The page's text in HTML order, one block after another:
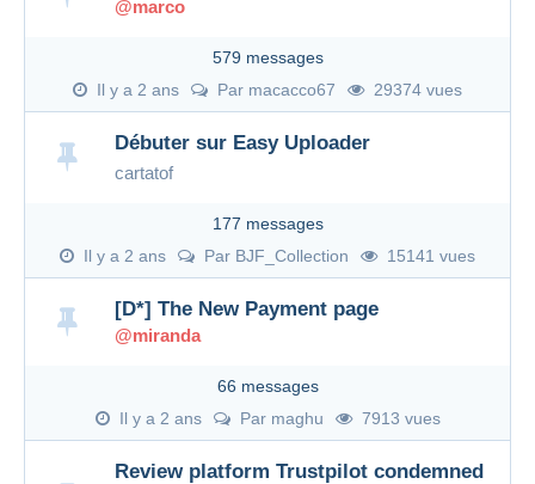
@marco
579 messages
Il y a 2 ans
Par macacco67 29374 vues
Débuter sur Easy Uploader
cartatof
177 messages
Il y a 2 ans
Par BJF_Collection 15141 vues
[D*] The New Payment page
@miranda
66 messages
Il y a 2 ans
Par maghu 7913 vues
Review platform Trustpilot condemned